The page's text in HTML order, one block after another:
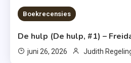
Boekrecensies
De hulp (De hulp, #1) –
juni 26, 2026 Judith